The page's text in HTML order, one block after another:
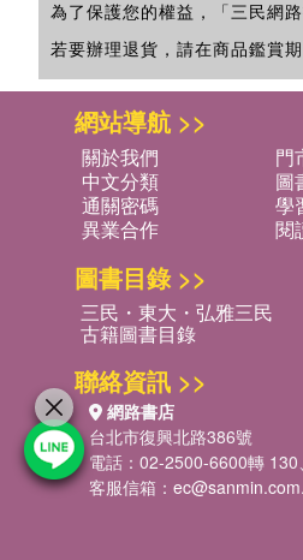
為了保護您的權益，「三民網路
若要辦理退貨，請在商品鑑賞
網站導航 >>
關於我們 門
中文分類
圖
通關密碼
學
異業合作
閱
圖書目錄 >>
三民・東大・弘雅三民
古籍圖書目錄
聯絡資訊 >>
網路書店
台北市復興北路386號
電話：02-2500-6600轉 130
客服信箱：